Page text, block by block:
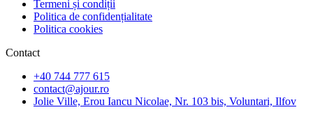
Termeni și condiții
Politica de confidențialitate
Politica cookies
Contact
+40 744 777 615
contact@ajour.ro
Jolie Ville, Erou Iancu Nicolae, Nr. 103 bis, Voluntari, Ilfov